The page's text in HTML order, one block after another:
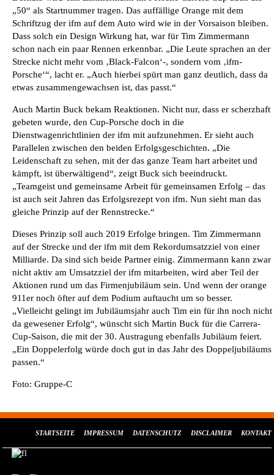
„50“ als Startnummer tragen. Das auffällige Orange mit dem
Schriftzug der ifm auf dem Auto wird wie in der Vorsaison bleiben.
Dass solch ein Design Wirkung hat, war für Tim Zimmermann
schon nach ein paar Rennen erkennbar. „Die Leute sprachen an der
Strecke nicht mehr vom ‚Black-Falcon‘-, sondern vom ‚ifm-
Porsche‘“, lacht er. „Auch hierbei spürt man ganz deutlich, dass da
etwas zusammengewachsen ist, das passt.“
Auch Martin Buck bekam Reaktionen. Nicht nur, dass er scherzhaft
gebeten wurde, den Cup-Porsche doch in die
Dienstwagenrichtlinien der ifm mit aufzunehmen. Er sieht auch
Parallelen zwischen den beiden Erfolgsgeschichten. „Die
Leidenschaft zu sehen, mit der das ganze Team hart arbeitet und
kämpft, ist überwältigend“, zeigt Buck sich beeindruckt.
„Teamgeist und gemeinsame Arbeit für gemeinsamen Erfolg – das
ist auch seit Jahren das Erfolgsrezept von ifm. Nun sieht man das
gleiche Prinzip auf der Rennstrecke.“
Dieses Prinzip soll auch 2019 Erfolge bringen. Tim Zimmermann
auf der Strecke und der ifm mit dem Rekordumsatzziel von einer
Milliarde. Da sind sich beide Partner einig. Zimmermann kann zwar
nicht aktiv am Umsatzziel der ifm mitarbeiten, wird aber Teil der
Aktionen rund um das Firmenjubiläum sein. Und wenn der orange
911er noch öfter auf dem Podium auftaucht um so besser.
„Vielleicht gelingt im Jubiläumsjahr auch Tim ein für ihn noch nicht
da gewesener Erfolg“, wünscht sich Martin Buck für die Carrera-
Cup-Saison, die mit der 30. Austragung ebenfalls Jubiläum feiert.
„Ein Doppelerfolg würde doch gut in das Jahr des Doppeljubiläums
passen.“
Foto: Gruppe-C
KONTAKT
DISCLAIMER
DATENSCHUTZ
IMPRESSUM
STARTSEITE